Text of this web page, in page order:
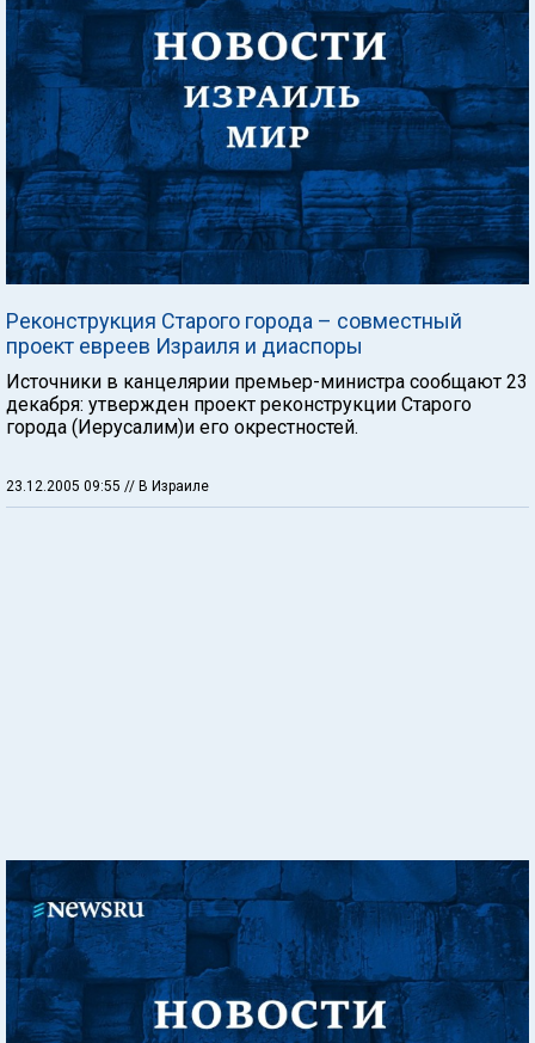
Реконструкция Старого города – совместный
проект евреев Израиля и диаспоры
Источники в канцелярии премьер-министра сообщают 23
декабря: утвержден проект реконструкции Старого
города (Иерусалим)и его окрестностей.
23.12.2005 09:55 // В Израиле